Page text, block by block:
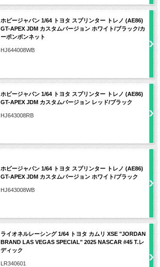
ホビージャパン 1/64 トヨタ スプリンター トレノ (AE86)
GT-APEX JDM カスタムバージョン ホワイト/ブラック/カ
ーボンボンネット
HJ644008WB
ホビージャパン 1/64 トヨタ スプリンター トレノ (AE86)
GT-APEX JDM カスタムバージョン レッド/ブラック
HJ643008RB
ホビージャパン 1/64 トヨタ スプリンター トレノ (AE86)
GT-APEX JDM カスタムバージョン ホワイト/ブラック
HJ643008WB
ライオネルレーシング 1/64 トヨタ カムリ XSE "JORDAN
BRAND LAS VEGAS SPECIAL" 2025 NASCAR #45 T.レ
ディック
LR340601